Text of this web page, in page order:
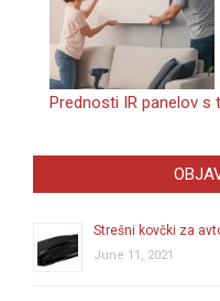
Prednosti IR panelov
Strešni kovčki za
June 11, 2021